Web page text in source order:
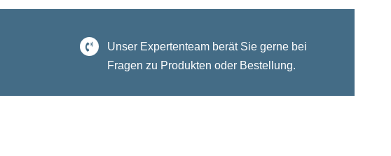
Unser Expertenteam berät Sie gerne bei
Fragen zu Produkten oder Bestellung.